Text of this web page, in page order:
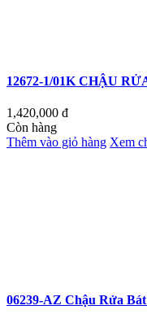
12672-1/01K CHẬU
1,420,000 đ
Còn hàng
Thêm vào giỏ hàng Xem
06239-AZ Chậu Rửa